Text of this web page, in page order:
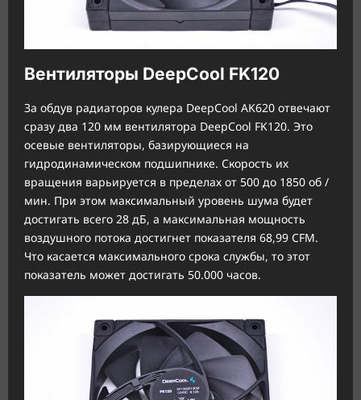
Вентиляторы DeepCool FK120
За обдув радиаторов кулера DeepCool AK620 отвечают
сразу два 120 мм вентилятора DeepCool FK120. Это
осевые вентиляторы, базирующиеся на
гидродинамическом подшипнике. Скорость их
вращения варьируется в пределах от 500 до 1850 об /
мин. При этом максимальный уровень шума будет
достигать всего 28 дБ, а максимальная мощность
воздушного потока достигнет показателя 68,99 CFM.
Что касается максимального срока службы, то этот
показатель может достигать 50.000 часов.